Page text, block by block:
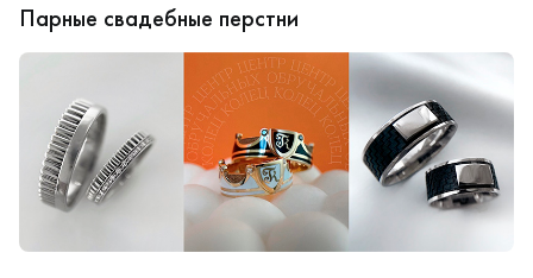
Парные свадебные перстни